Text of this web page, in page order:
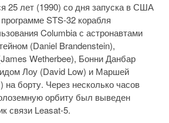
25 лет (1990) со дня запуска в США
STS-32 корабля
Columbia с астронавтами
(Daniel Brandenstein),
Wetherbee), Бонни Данбар
Лоу (David Low) и Маршей
на борту. Через несколько часов
орбиту был выведен
связи Leasat-5.